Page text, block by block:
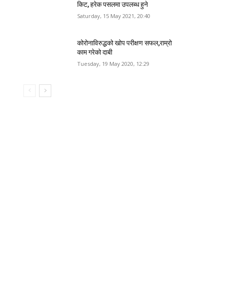
किट, हरेक पसलमा उपलब्ध हुने
Saturday, 15 May 2021, 20:40
कोरोनाविरुद्धको खोप परीक्षण सफल,राम्रो
काम गरेको दाबी
Tuesday, 19 May 2020, 12:29